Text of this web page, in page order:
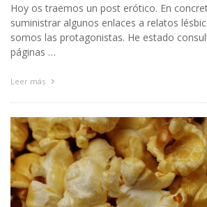
Hoy os traemos un post erótico. En
suministrar algunos enlaces a relatos
somos las protagonistas. He estado
páginas …
Leer más